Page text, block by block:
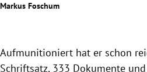
Untermenü
Markus Foschum
Aufmunitioniert hat er schon
Schriftsatz, 333 Dokumente